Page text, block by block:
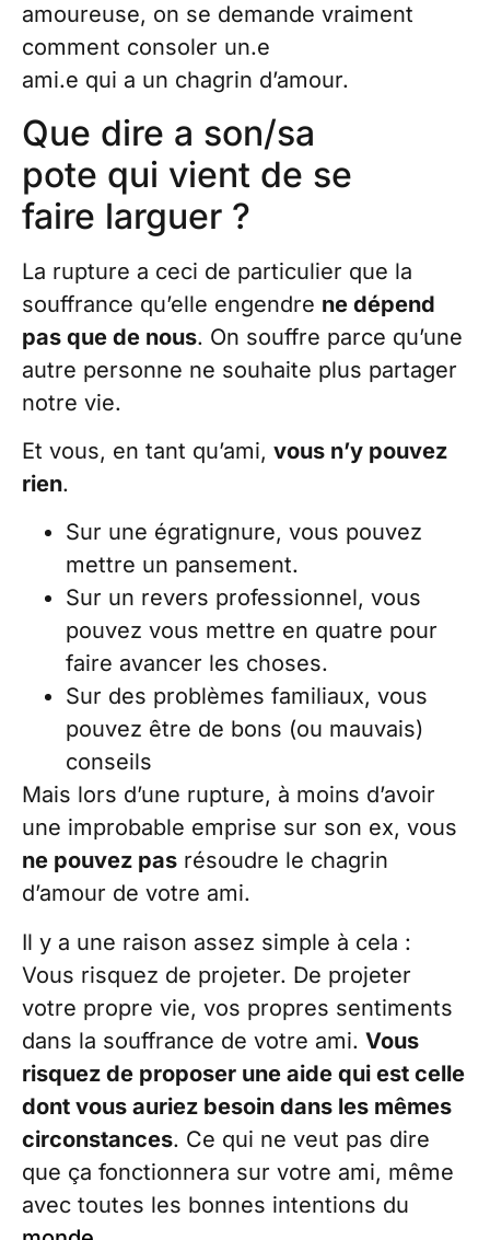
amoureuse, on se demande vraiment
comment consoler un.e
ami.e qui a un chagrin d’amour.
Que dire a son/sa
pote qui vient de se
faire larguer ?
La rupture a ceci de particulier que la
souffrance qu’elle engendre ne dépend
pas que de nous. On souffre parce qu’une
autre personne ne souhaite plus partager
notre vie.
Et vous, en tant qu’ami, vous n’y pouvez
rien.
Sur une égratignure, vous pouvez
mettre un pansement.
Sur un revers professionnel, vous
pouvez vous mettre en quatre pour
faire avancer les choses.
Sur des problèmes familiaux, vous
pouvez être de bons (ou mauvais)
conseils
Mais lors d’une rupture, à moins d’avoir
une improbable emprise sur son ex, vous
ne pouvez pas résoudre le chagrin
d’amour de votre ami.
Il y a une raison assez simple à cela :
Vous risquez de projeter. De projeter
votre propre vie, vos propres sentiments
dans la souffrance de votre ami. Vous
risquez de proposer une aide qui est celle
dont vous auriez besoin dans les mêmes
circonstances. Ce qui ne veut pas dire
que ça fonctionnera sur votre ami, même
avec toutes les bonnes intentions du